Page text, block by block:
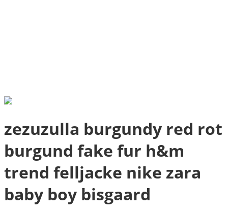
zezuzulla burgundy red rot
burgund fake fur h&m
trend felljacke nike zara
baby boy bisgaard